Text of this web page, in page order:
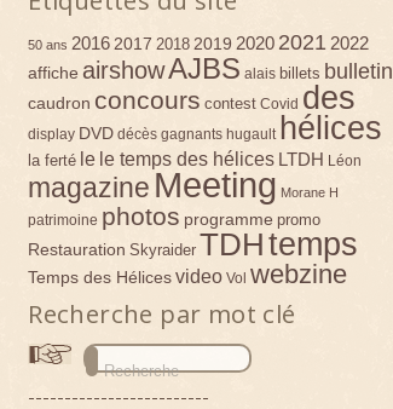
50 ans 2016 2017 2018 2019 2020 2021 2022
affiche airshowAJBS alais billets bulletin
caudron concours contest Covid des
display DVD décès gagnants hugault hélices
la ferté le le temps des hélices LTDH Léon
magazine Meeting Morane H
patrimoine photos programme promo
Restauration Skyraider TDHtemps
Temps des Hélicesvideo Vol webzine
Recherche par mot clé
-------------------------